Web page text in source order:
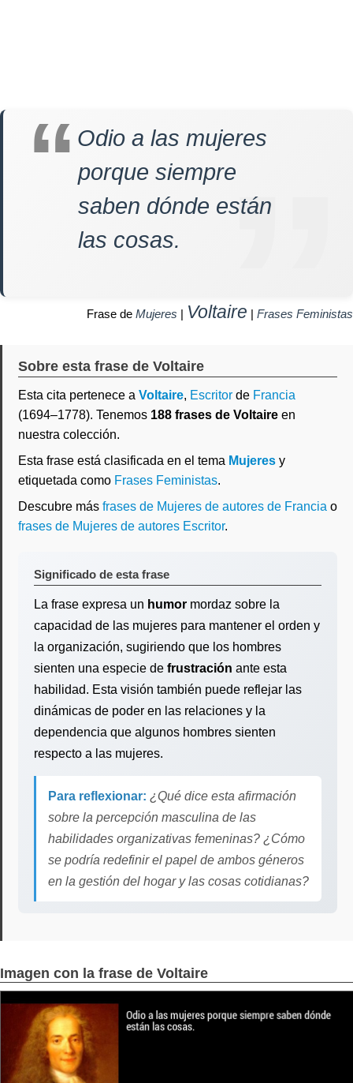
Odio a las mujeres
porque siempre
saben dónde están
las cosas.
Frase de Mujeres | Voltaire | Frases Feministas
Sobre esta frase de Voltaire
Esta cita pertenece a Voltaire, Escritor de Francia
(1694–1778). Tenemos 188 frases de Voltaire en
nuestra colección.
Esta frase está clasificada en el tema Mujeres y
etiquetada como Frases Feministas.
Descubre más frases de Mujeres de autores de Francia o
frases de Mujeres de autores Escritor.
Significado de esta frase
La frase expresa un humor mordaz sobre la
capacidad de las mujeres para mantener el orden y
la organización, sugiriendo que los hombres
sienten una especie de frustración ante esta
habilidad. Esta visión también puede reflejar las
dinámicas de poder en las relaciones y la
dependencia que algunos hombres sienten
respecto a las mujeres.
Para reflexionar: ¿Qué dice esta afirmación
sobre la percepción masculina de las
habilidades organizativas femeninas? ¿Cómo
se podría redefinir el papel de ambos géneros
en la gestión del hogar y las cosas cotidianas?
Imagen con la frase de Voltaire